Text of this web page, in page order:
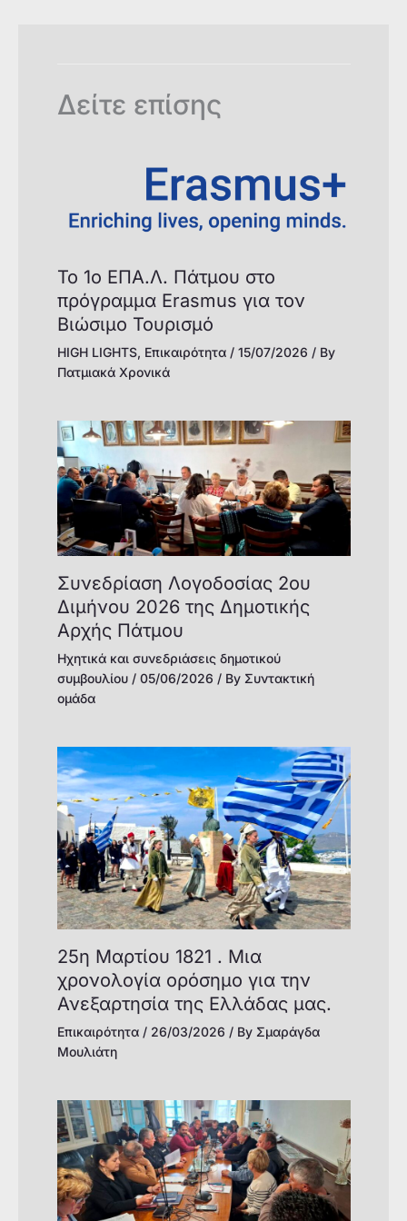
Δείτε επίσης
Το 1ο ΕΠΑ.Λ. Πάτμου στο
πρόγραμμα Erasmus για τον
Βιώσιμο Τουρισμό
HIGH LIGHTS, Επικαιρότητα/ 15/07/2026 / By
Πατμιακά Χρονικά
Συνεδρίαση Λογοδοσίας 2ου
Διμήνου 2026 της Δημοτικής
Αρχής Πάτμου
Ηχητικά και συνεδριάσεις δημοτικού
συμβουλίου/ 05/06/2026 / By Συντακτική
ομάδα
25η Μαρτίου 1821 . Μια
χρονολογία ορόσημο για την
Ανεξαρτησία της Ελλάδας μας.
Επικαιρότητα/ 26/03/2026 / By Σμαράγδα
Μουλιάτη